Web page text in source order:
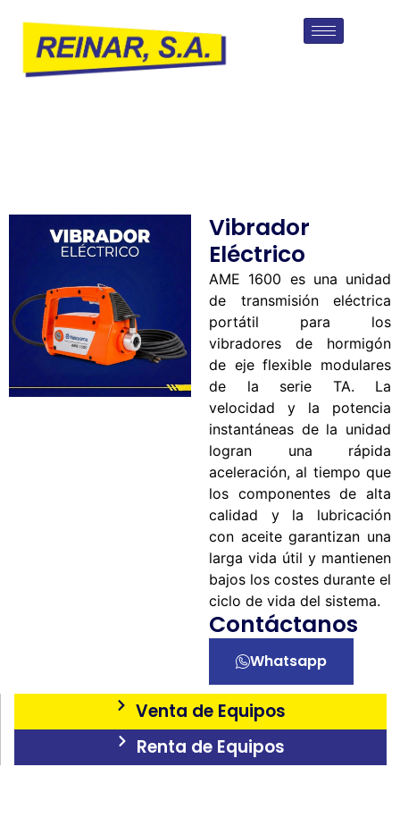
Vibrador
Eléctrico
AME 1600 es una unidad
de transmisión eléctrica
portátil para los
vibradores de hormigón
de eje flexible modulares
de la serie TA. La
velocidad y la potencia
instantáneas de la unidad
logran una rápida
aceleración, al tiempo que
los componentes de alta
calidad y la lubricación
con aceite garantizan una
larga vida útil y mantienen
bajos los costes durante el
ciclo de vida del sistema.
Contáctanos
Whatsapp
Venta de Equipos
Renta de Equipos